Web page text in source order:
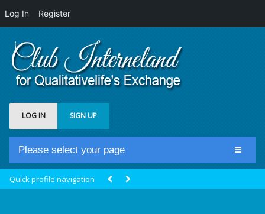
Log In Register
LOG IN SIGN UP
Please select your page
Quick profile navigation